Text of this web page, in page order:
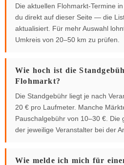
Die aktuellen Flohmarkt-Termine
du direkt auf dieser Seite — die
aktualisiert. Für mehr Auswahl
Umkreis von 20–50 km zu prüfen.
Wie hoch ist die
Flohmarkt?
Die Standgebühr liegt je nach
20 € pro Laufmeter. Manche
Pauschalgebühr von 10–30 €. Die
der jeweilige Veranstalter bei der
Wie melde ich mich für